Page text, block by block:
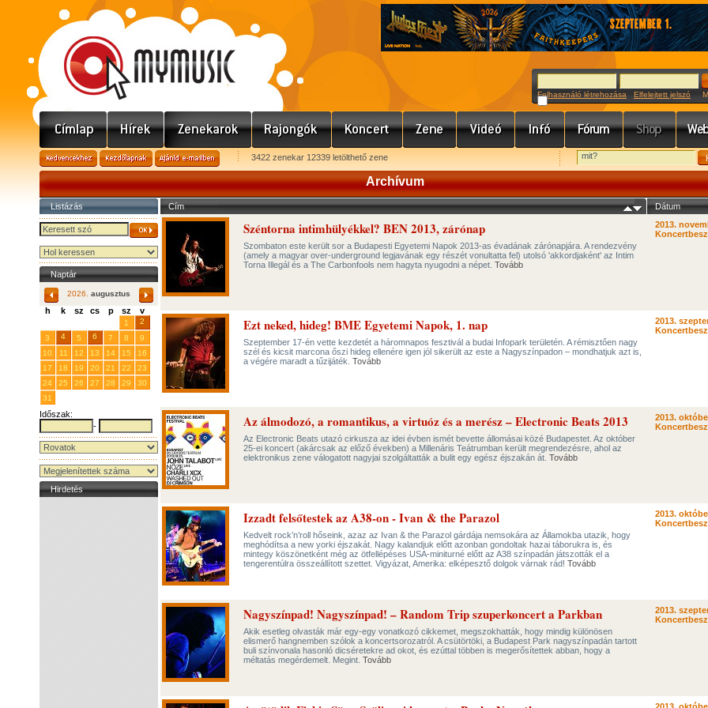
Felhasználó létrehozása Elfelejtett jelszó
3422 zenekar 12339 letölthető zene
Archívum
Listázás
Naptár
2026. augusztus
h k sz cs p sz v
1
2
3
4 5 6 7 8
9
10
11 12 13 14 15
16
17
18 19 20 21 22
23
24
25 26 27 28 29
30
31
Időszak:
-
Hirdetés
Cím Dátum
Széntorna intimhülyékkel? BEN 2013, zárónap
Szombaton este került sor a Budapesti Egyetemi Napok 2013-as évadának zárónapjára. A rendezvény
(amely a magyar over-underground legjavának egy részét vonultatta fel) utolsó 'akkordjaként' az Intim
Torna Illegál és a The Carbonfools nem hagyta nyugodni a népet. Tovább
2013.
Ezt neked, hideg! BME Egyetemi Napok, 1. nap
Szeptember 17-én vette kezdetét a háromnapos fesztivál a budai Infopark területén. A rémisztően nagy
szél és kicsit marcona őszi hideg ellenére igen jól sikerült az este a Nagyszínpadon – mondhatjuk azt is,
a végére maradt a tűzijáték. Tovább
2013.
Az álmodozó, a romantikus, a virtuóz és a merész – Electronic Beats 2013
Az Electronic Beats utazó cirkusza az idei évben ismét bevette állomásai közé Budapestet. Az október
25-ei koncert (akárcsak az előző években) a Millenáris Teátrumban került megrendezésre, ahol az
elektronikus zene válogatott nagyjai szolgáltatták a bulit egy egész éjszakán át. Tovább
2013.
Izzadt felsőtestek az A38-on - Ivan & the Parazol
Kedvelt rock’n’roll hőseink, azaz az Ivan & the Parazol gárdája nemsokára az Államokba utazik, hogy
meghódítsa a new yorki éjszakát. Nagy kalandjuk előtt azonban gondoltak hazai táborukra is, és
mintegy köszönetként még az ötfellépéses USA-miniturné előtt az A38 színpadán játszották el a
tengerentúlra összeállított szettet. Vigyázat, Amerika: elképesztő dolgok várnak rád! Tovább
2013.
Nagyszínpad! Nagyszínpad! – Random Trip szuperkoncert a Parkban
Akik esetleg olvasták már egy-egy vonatkozó cikkemet, megszokhatták, hogy mindig különösen
elismerő hangnemben szólok a koncertsorozatról. A csütörtöki, a Budapest Park nagyszínpadán tartott
buli színvonala hasonló dicséretekre ad okot, és ezúttal többen is megerősítettek abban, hogy a
méltatás megérdemelt. Megint. Tovább
2013.